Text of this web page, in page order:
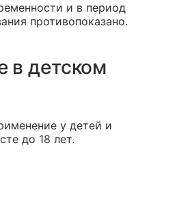
и в период
противопоказано.
в детском
у детей и
до 18 лет.